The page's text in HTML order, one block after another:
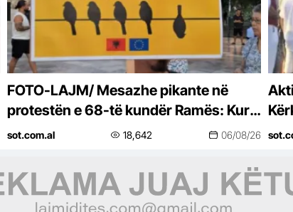
FOTO-LAJM/ Mesazhe pikante në
protestën e 68-të kundër Ramës: Kur e
gjithë Shqipëria të duket mbrapsht,
sot.com.al 18,642 06/08/26